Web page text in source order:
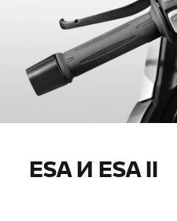
ESA И ESA II